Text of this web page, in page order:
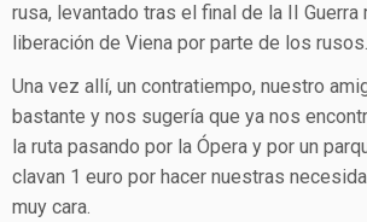
rusa, levantado tras el final de la II Guerra
liberación de Viena por parte de los rusos.
Una vez allí, un contratiempo, nuestro
bastante y nos sugería que ya nos
la ruta pasando por la Ópera y por un
clavan 1 euro por hacer nuestras
muy cara.